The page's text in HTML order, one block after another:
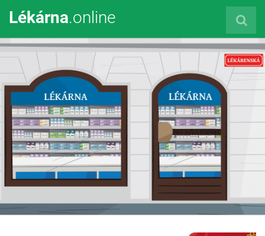
Lékárna.online